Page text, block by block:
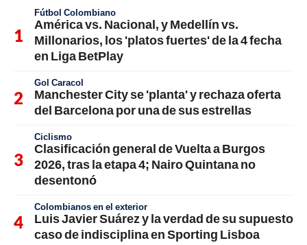
Fútbol Colombiano
América vs. Nacional, y Medellín vs.
Millonarios, los 'platos fuertes' de la 4 fecha
en Liga BetPlay
Gol Caracol
Manchester City se 'planta' y rechaza oferta
del Barcelona por una de sus estrellas
Ciclismo
Clasificación general de Vuelta a Burgos
2026, tras la etapa 4; Nairo Quintana no
desentonó
Colombianos en el exterior
Luis Javier Suárez y la verdad de su supuesto
caso de indisciplina en Sporting Lisboa